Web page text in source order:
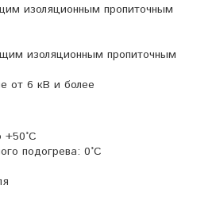
изоляционным пропиточным
изоляционным пропиточным
от 6 кВ и более
+50°С
подогрева: 0°С